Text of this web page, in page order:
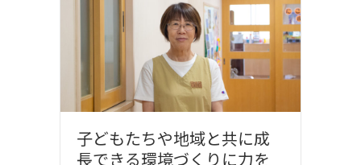
子どもたちや地域と共に成
長できる環境づくりに力を